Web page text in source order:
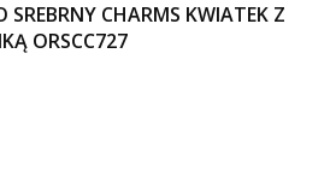
SREBRNY CHARMS KWIATEK Z
ORSCC727